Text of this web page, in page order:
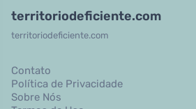
territoriodeficiente.com
territoriodeficiente.com
Contato
Política de Privacidade
Sobre Nós